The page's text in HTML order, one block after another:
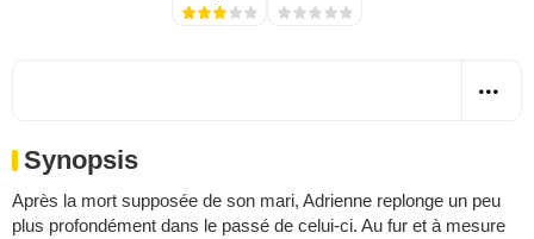
Synopsis
Après la mort supposée de son mari, Adrienne replonge un peu
plus profondément dans le passé de celui-ci. Au fur et à mesure